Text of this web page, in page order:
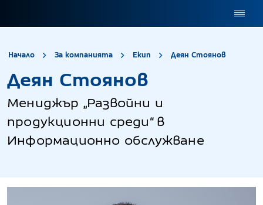
Начало За компанията Екип Деян Стоянов
Деян Стоянов
Мениджър „Развойни и
продукционни среди“ в
Информационно обслужване